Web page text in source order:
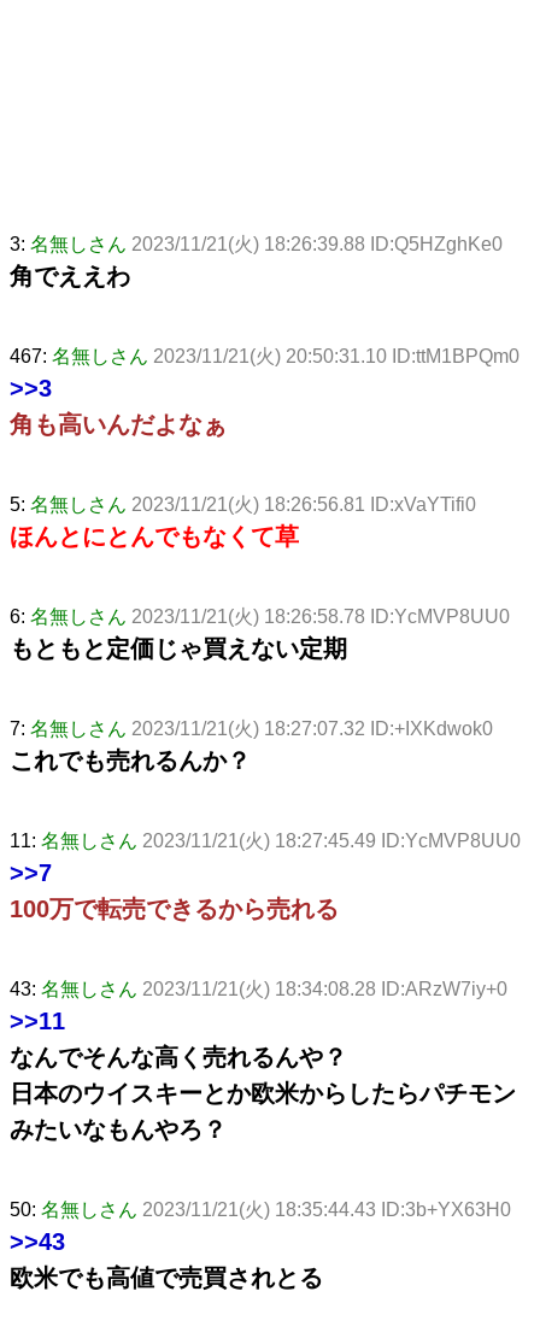
3: 名無しさん 2023/11/21(火) 18:26:39.88 ID:Q5HZghKe0
角でええわ
467: 名無しさん 2023/11/21(火) 20:50:31.10 ID:ttM1BPQm0
>>3
角も高いんだよなぁ
5: 名無しさん 2023/11/21(火) 18:26:56.81 ID:xVaYTifi0
ほんとにとんでもなくて草
6: 名無しさん 2023/11/21(火) 18:26:58.78 ID:YcMVP8UU0
もともと定価じゃ買えない定期
7: 名無しさん 2023/11/21(火) 18:27:07.32 ID:+IXKdwok0
これでも売れるんか？
11: 名無しさん 2023/11/21(火) 18:27:45.49 ID:YcMVP8UU0
>>7
100万で転売できるから売れる
43: 名無しさん 2023/11/21(火) 18:34:08.28 ID:ARzW7iy+0
>>11
なんでそんな高く売れるんや？
日本のウイスキーとか欧米からしたらパチモン
みたいなもんやろ？
50: 名無しさん 2023/11/21(火) 18:35:44.43 ID:3b+YX63H0
>>43
欧米でも高値で売買されとる